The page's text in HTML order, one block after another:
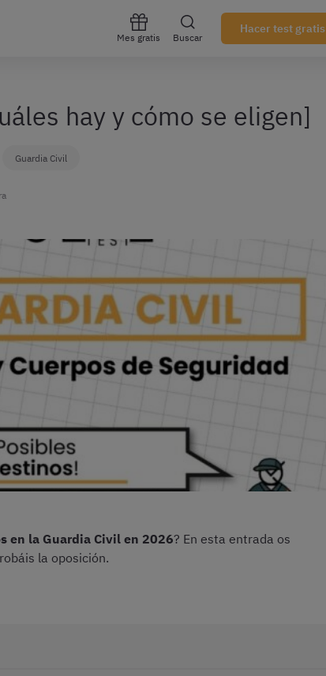
Mes gratis Buscar
Hacer test gratis
hay y cómo se eligen]
Guardia Civil
en la Guardia Civil en 2026? En esta entrada os
la oposición.